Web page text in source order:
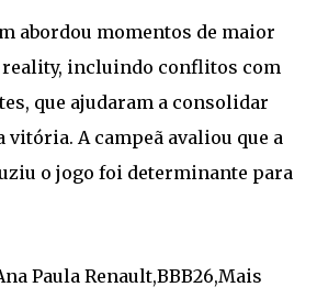
abordou momentos de maior
incluindo conflitos com
que ajudaram a consolidar
vitória. A campeã avaliou que a
o jogo foi determinante para
Paula Renault,BBB26,Mais